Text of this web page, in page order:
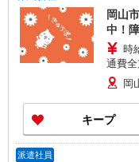
岡山
中！
時
通費
岡
キープ
派遣社員